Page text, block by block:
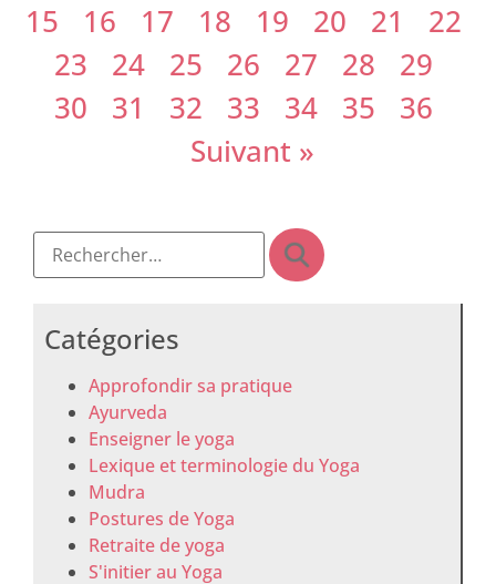
15
16 17 18 19 20 21
22
23
24 25 26 27 28
29
30
31 32 33 34 35
36
Suivant »
Catégories
Approfondir sa pratique
Ayurveda
Enseigner le yoga
Lexique et terminologie du Yoga
Mudra
Postures de Yoga
Retraite de yoga
S'initier au Yoga